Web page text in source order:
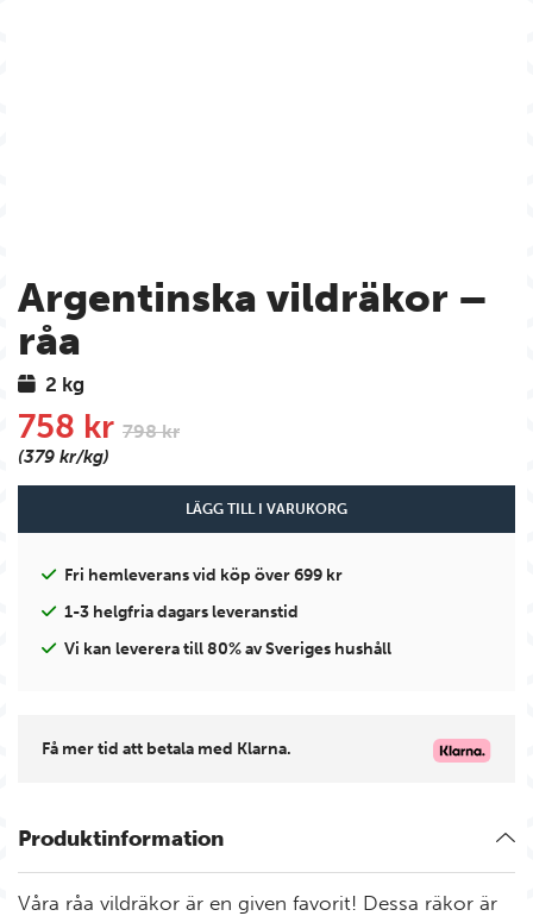
Argentinska vildräkor –
råa
2 kg
758 kr 798 kr
(379 kr/kg)
LÄGG TILL I VARUKORG
Fri hemleverans vid köp över 699 kr
1-3 helgfria dagars leveranstid
Vi kan leverera till 80% av Sveriges hushåll
Få mer tid att betala med Klarna.
Produktinformation
Våra råa vildräkor är en given favorit! Dessa räkor är